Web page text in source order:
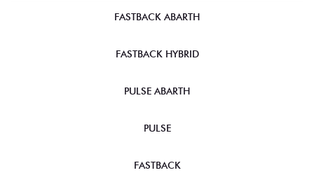
FASTBACK ABARTH
FASTBACK HYBRID
PULSE ABARTH
PULSE
FASTBACK